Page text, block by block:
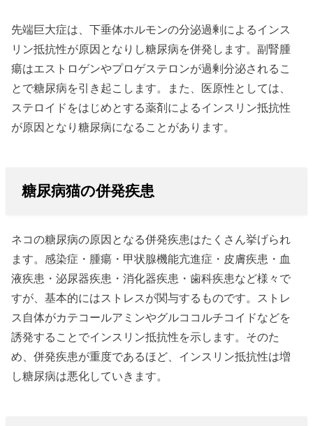
先端巨大症は、下垂体ホルモンの分泌過剰によるインス
リン抵抗性が原因となりし糖尿病を併発します。副腎腫
瘍はエストロゲンやプロゲステロンが過剰分泌されるこ
とで糖尿病を引き起こします。また、医原性としては、
ステロイドをはじめとする薬剤によるインスリン抵抗性
が原因となり糖尿病になることがあります。
糖尿病猫の併発疾患
ネコの糖尿病の原因となる併発疾患はたくさん挙げられ
ます。感染症・腫瘍・甲状腺機能亢進症・皮膚疾患・血
液疾患・泌尿器疾患・消化器疾患・歯科疾患など様々で
すが、基本的にはストレスが関与するものです。ストレ
ス自体がカテコールアミンやグルココルチコイドなどを
誘発することでインスリン抵抗性を示します。そのた
め、併発疾患が重度であるほど、インスリン抵抗性は増
し糖尿病は悪化していきます。